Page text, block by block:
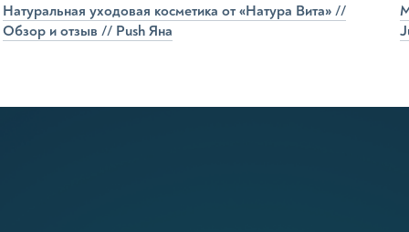
Натуральная уходовая косметика от «Натура Вита» //
Обзор и отзыв // Push Яна